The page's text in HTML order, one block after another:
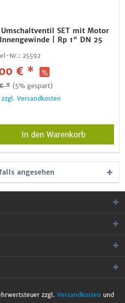
SET mit Motor
| Rp 1" DN 25
Nr.: 25592
€ *
* (5% gespart)
zzgl. Versandkosten
In den Warenkorb
angesehen
zzgl. Versandkosten und